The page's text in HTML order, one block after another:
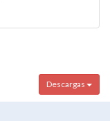
Descargas